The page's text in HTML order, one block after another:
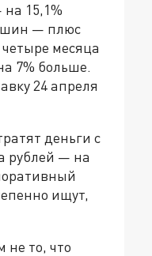
15,1%
— плюс
месяца
7% больше.
24 апреля
деньги с
рублей — на
ищут,
не то, что